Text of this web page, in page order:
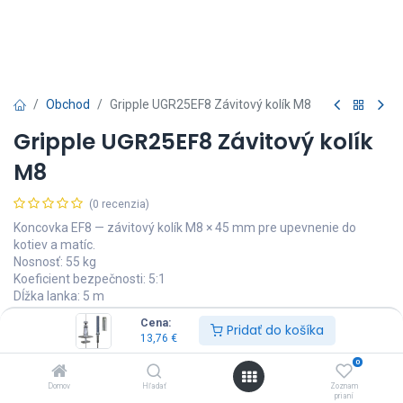
Cena:
13,76 € Pridať do košíka
Domov Hľadať
0
Zoznam
prianí
Obchod Gripple UGR25EF8 Závitový kolík M8
Gripple UGR25EF8 Závitový kolík
M8
(0 recenzia)
Koncovka EF8 — závitový kolík M8 × 45 mm pre upevnenie do
kotiev a matíc.
Nosnosť: 55 kg
Koeficient bezpečnosti: 5:1
Dĺžka lanka: 5 m
€ Vrátane DPH